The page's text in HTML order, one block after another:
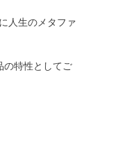
人生のメタファ
の特性としてご